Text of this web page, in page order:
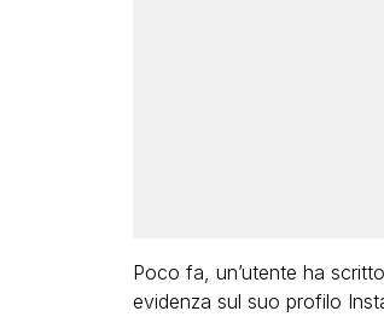
Poco fa, un’utente ha
evidenza sul suo profilo